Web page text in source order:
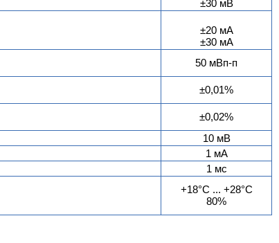
±30 мВ
±20 мА
±30 мА
50 мВп-п
±0,01%
±0,02%
10 мВ
1 мА
1 мс
+18°C ... +28°C
80%